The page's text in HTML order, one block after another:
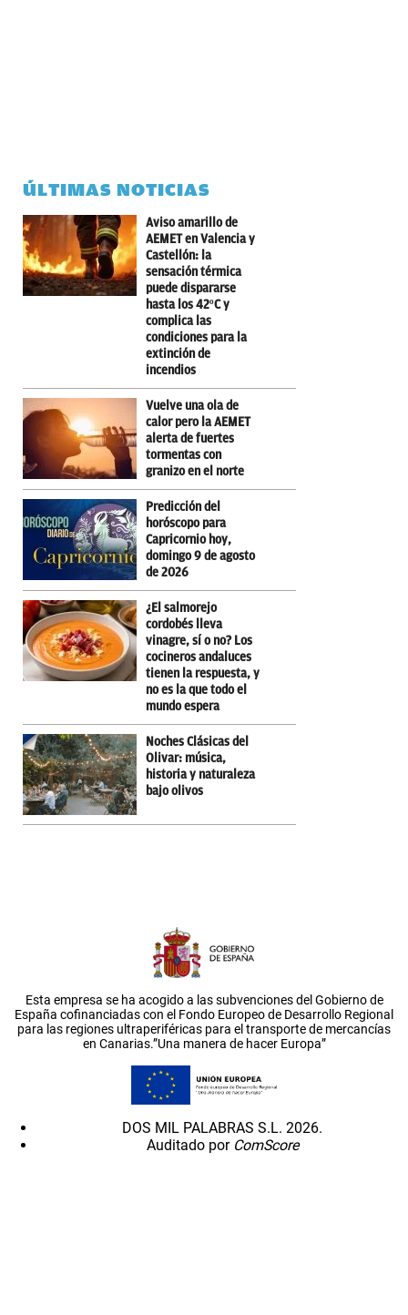
ÚLTIMAS NOTICIAS
Aviso amarillo de
AEMET en Valencia y
Castellón: la
sensación térmica
puede dispararse
hasta los 42ºC y
complica las
condiciones para la
extinción de
incendios
Vuelve una ola de
calor pero la AEMET
alerta de fuertes
tormentas con
granizo en el norte
Predicción del
horóscopo para
Capricornio hoy,
domingo 9 de agosto
de 2026
¿El salmorejo
cordobés lleva
vinagre, sí o no? Los
cocineros andaluces
tienen la respuesta, y
no es la que todo el
mundo espera
Noches Clásicas del
Olivar: música,
historia y naturaleza
bajo olivos
Esta empresa se ha acogido a las subvenciones del Gobierno de
España cofinanciadas con el Fondo Europeo de Desarrollo Regional
para las regiones ultraperiféricas para el transporte de mercancías
en Canarias.”Una manera de hacer Europa”
DOS MIL PALABRAS S.L. 2026.
Auditado por ComScore